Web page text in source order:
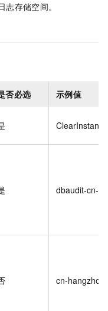
存储空间。
否必选 示例值
dbaudit-cn-
cn-hangzhou